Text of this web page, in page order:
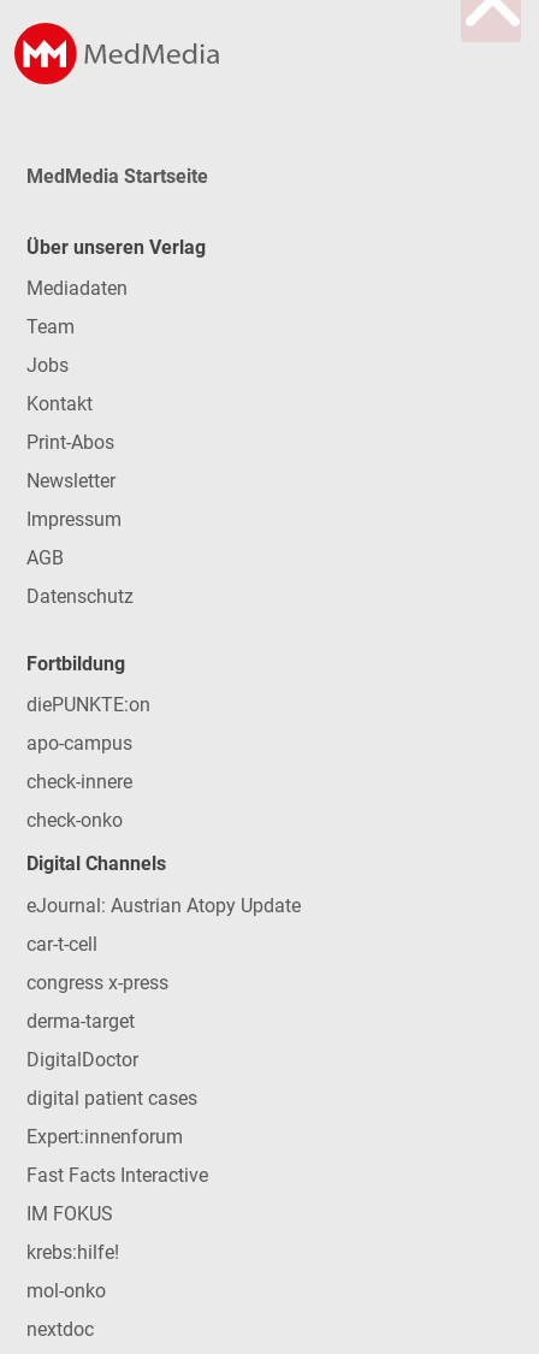
MedMedia Startseite
Über unseren Verlag
Mediadaten
Team
Jobs
Kontakt
Print-Abos
Newsletter
Impressum
AGB
Datenschutz
Fortbildung
diePUNKTE:on
apo-campus
check-innere
check-onko
Digital Channels
eJournal: Austrian Atopy Update
car-t-cell
congress x-press
derma-target
DigitalDoctor
digital patient cases
Expert:innenforum
Fast Facts Interactive
IM FOKUS
krebs:hilfe!
mol-onko
nextdoc